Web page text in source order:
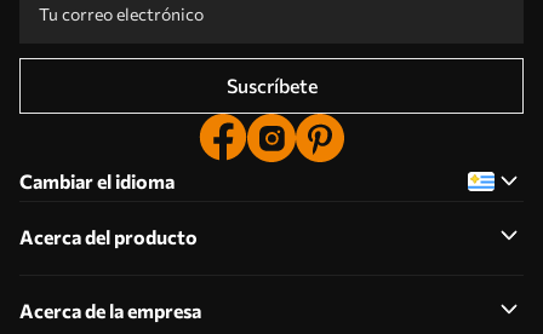
Suscríbete
Cambiar el idioma
Acerca del producto
Acerca de la empresa